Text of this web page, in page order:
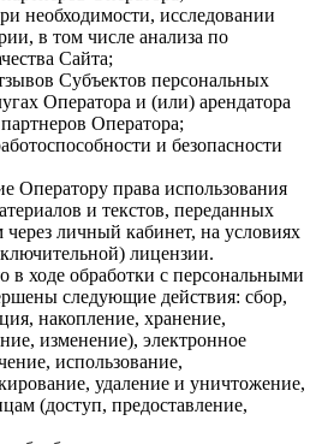
необходимости, исследовании
в том числе анализа по
Сайта;
Субъектов персональных
Оператора и (или) арендатора
Оператора;
и безопасности
Оператору права использования
и текстов, переданных
через личный кабинет, на условиях
лицензии.
в ходе обработки с персональными
следующие действия: сбор,
накопление, хранение,
изменение), электронное
использование,
удаление и уничтожение,
(доступ, предоставление,